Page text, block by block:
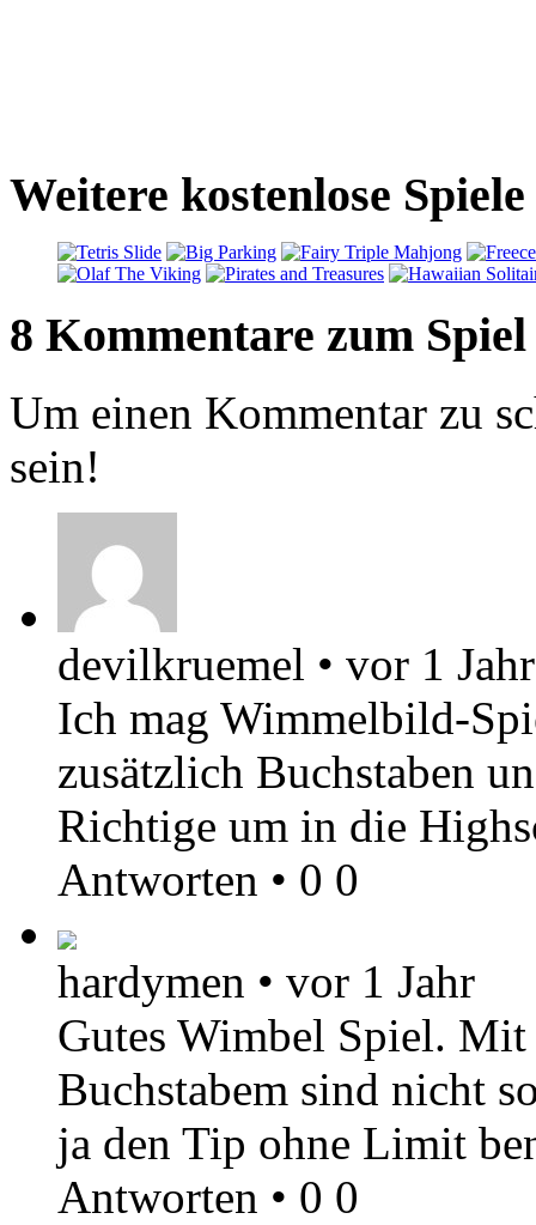
Weitere kostenlose
8 Kommentare zum Spiel
Um einen Kommentar zu
sein!
devilkruemel • vor 1 Jahr
Ich mag Wimmelbild-
zusätzlich Buchstaben
Richtige um in die
Antworten • 0 0
hardymen • vor 1 Jahr
Gutes Wimbel Spiel.
Buchstabem sind nicht
ja den Tip ohne Limit
Antworten • 0 0